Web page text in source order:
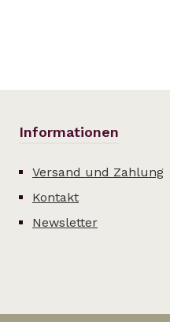
Informationen
Versand und Zahlung
Kontakt
Newsletter